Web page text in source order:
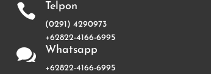
 Telpon
(0291) 4290973
+62822-4166-6995
 Whatsapp
+62822-4166-6995